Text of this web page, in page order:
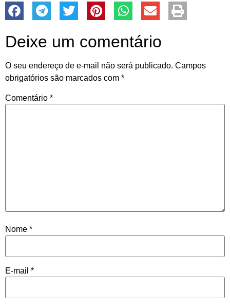
Deixe um comentário
O seu endereço de e-mail não será publicado. Campos
obrigatórios são marcados com *
Comentário *
Nome *
E-mail *